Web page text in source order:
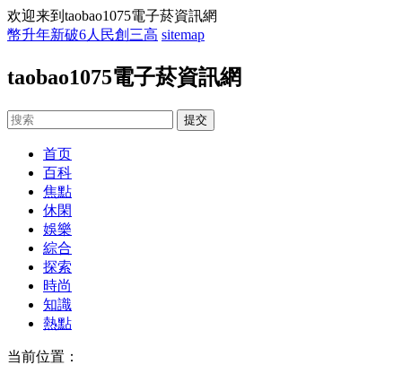
欢迎来到taobao1075電子菸資訊網
幣升年新破6人民創三高 sitemap
taobao1075電子菸資訊網
首页
百科
焦點
休閑
娛樂
綜合
探索
時尚
知識
熱點
当前位置：